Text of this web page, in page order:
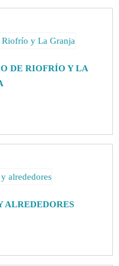
DE RIOFRÍO Y LA
ALREDEDORES